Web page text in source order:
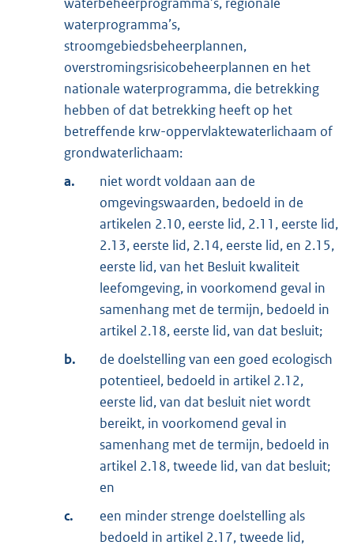
waterprogramma’s,
stroomgebiedsbeheerplannen,
overstromingsrisicobeheerplannen en het
nationale waterprogramma, die betrekking
hebben of dat betrekking heeft op het
betreffende krw-oppervlaktewaterlichaam of
grondwaterlichaam:
a.
niet wordt voldaan aan de
omgevingswaarden, bedoeld in de
artikelen 2.10, eerste lid, 2.11, eerste lid,
2.13, eerste lid, 2.14, eerste lid, en 2.15,
eerste lid, van het Besluit kwaliteit
leefomgeving, in voorkomend geval in
samenhang met de termijn, bedoeld in
artikel 2.18, eerste lid, van dat besluit;
b.
de doelstelling van een goed ecologisch
potentieel, bedoeld in artikel 2.12,
eerste lid, van dat besluit niet wordt
bereikt, in voorkomend geval in
samenhang met de termijn, bedoeld in
artikel 2.18, tweede lid, van dat besluit;
en
c.
een minder strenge doelstelling als
bedoeld in artikel 2.17, tweede lid,